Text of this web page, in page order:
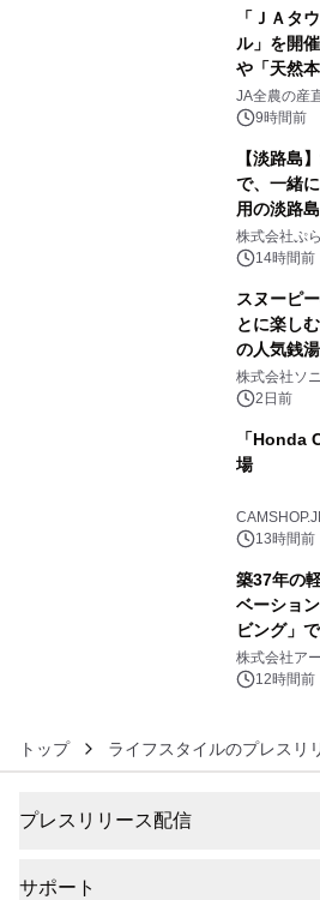
「ＪＡタ
ル」を開
や「天然
販売！～
JA全農の産
9時間前
【淡路島
で、一緒
用の淡路
プール グ
スの2施設で
株式会社ぷ
14時間前
スヌーピ
とに楽し
の人気銭
ラボレー
ボグッズも
株式会社ソ
2日前
「Honda
場
13時間前
築37年の
ベーショ
ビング」
事例を株
株式会社ア
12時間前
トップ ライフスタイルのプレスリ
プレスリリース配信
サポート